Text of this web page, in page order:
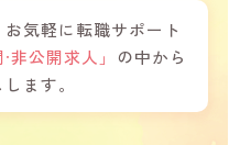
気軽に転職サポート
·非公開求人」
の中から
ます。